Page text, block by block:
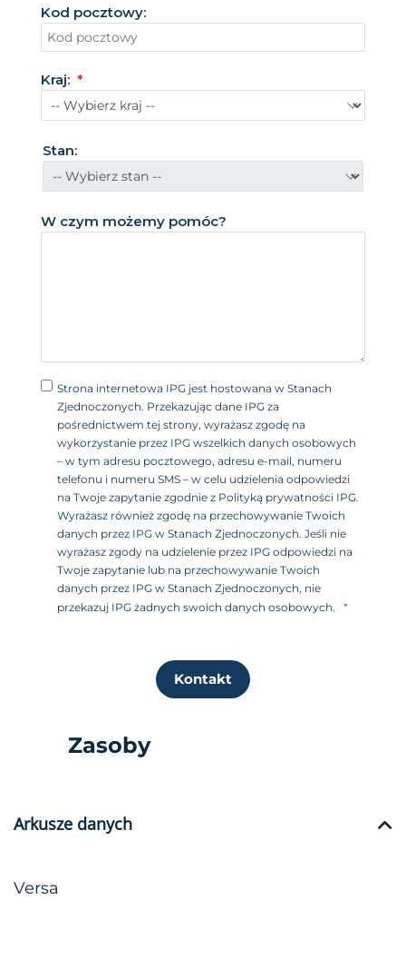
a
n
Z
j
d
n
c
Kod pocztowy:
Kraj:
Stan:
W czym możemy pomóc?
Strona internetowa IPG jest hostowana w Stanach
Zjednoczonych. Przekazując dane IPG za
pośrednictwem tej strony, wyrażasz zgodę na
wykorzystanie przez IPG wszelkich danych osobowych
– w tym adresu pocztowego, adresu e-mail, numeru
telefonu i numeru SMS – w celu udzielenia odpowiedzi
na Twoje zapytanie zgodnie z Polityką prywatności IPG.
Wyrażasz również zgodę na przechowywanie Twoich
danych przez IPG w Stanach Zjednoczonych. Jeśli nie
wyrażasz zgody na udzielenie przez IPG odpowiedzi na
Twoje zapytanie lub na przechowywanie Twoich
danych przez IPG w Stanach Zjednoczonych, nie
przekazuj IPG żadnych swoich danych osobowych.
Kontakt
Zasoby
Arkusze danych
Versa